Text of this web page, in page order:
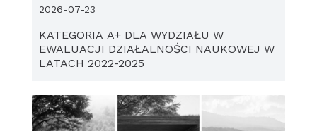
KATEGORIA A+ DLA WYDZIAŁU W
EWALUACJI DZIAŁALNOŚCI NAUKOWEJ W
LATACH 2022-2025
2026-07-23